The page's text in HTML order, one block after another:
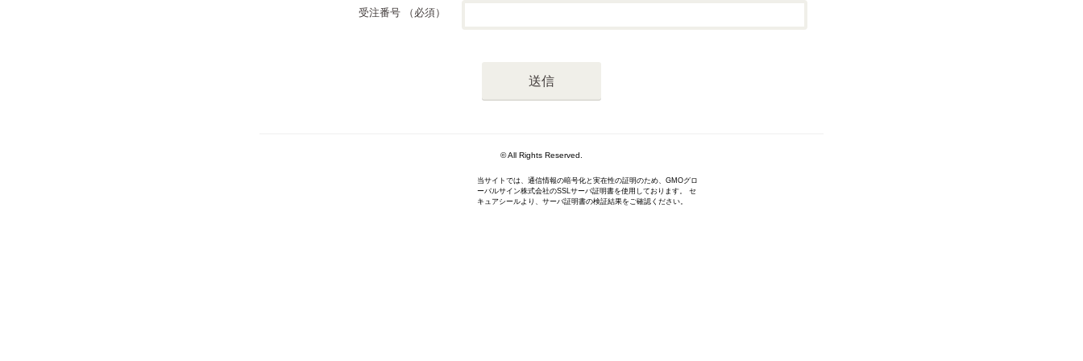
受注番号 （必須）
© All Rights Reserved.
当サイトでは、通信情報の暗号化と実在性の証明のため、GMOグロ
ーバルサイン株式会社のSSLサーバ証明書を使用しております。 セ
キュアシールより、サーバ証明書の検証結果をご確認ください。